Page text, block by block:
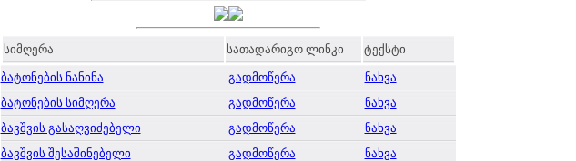
სიმღერა სათადარიგო ლინკი ტექსტი
ბატონების ნანინა გადმოწერა
ნახვა
ბატონების სიმღერა
გადმოწერა
ნახვა
ბავშვის გასაღვიძებელი
გადმოწერა
ნახვა
ბავშვის შესაშინებელი
გადმოწერა
ნახვა